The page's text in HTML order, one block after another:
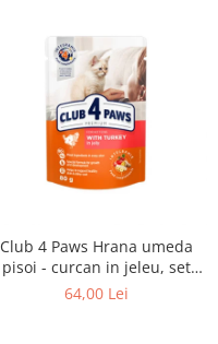
Club 4 Paws Hrana umeda
pisoi - curcan in jeleu, set
24*80g
64,00 Lei